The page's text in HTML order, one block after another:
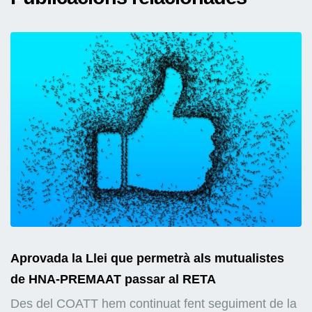
Aprovada la Llei que permetrà als mutualistes
de HNA-PREMAAT passar al RETA
Des del COATT hem continuat fent seguiment de la